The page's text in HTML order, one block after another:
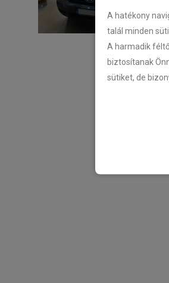
A hatékony
talál minden
A harmadik
biztosítanak
sütiket, de